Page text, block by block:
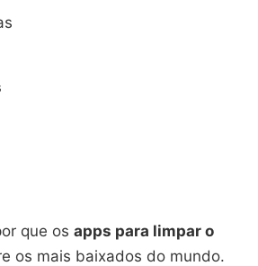
que os apps para limpar o
os mais baixados do mundo.